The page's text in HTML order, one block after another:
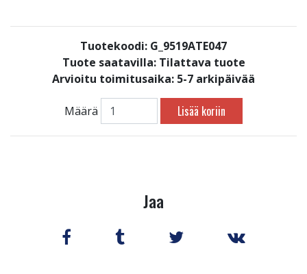
Tuotekoodi: G_9519ATE047
Tuote saatavilla: Tilattava tuote
Arvioitu toimitusaika: 5-7 arkipäivää
Määrä Lisää koriin
Jaa